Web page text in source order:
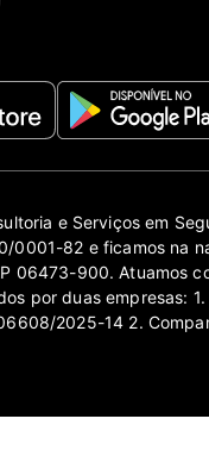
e Serviços em
0001-82 e ficamos na
06473-900. Atuamos
por duas empresas:
2025-14 2.